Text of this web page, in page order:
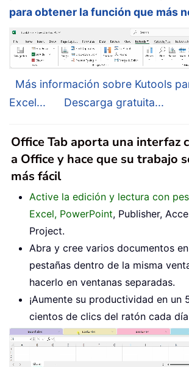
para obtener la función que más
Más información sobre Kutools
Excel...
Descarga gratuita...
Office Tab aporta una interfaz
a Office y hace que su trabajo
más fácil
Active la edición y lectura con
Excel, PowerPoint, Publisher,
Project.
Abra y cree varios documentos
pestañas dentro de la misma
hacerlo en ventanas separadas.
¡Aumente su productividad en un
cientos de clics del ratón cada